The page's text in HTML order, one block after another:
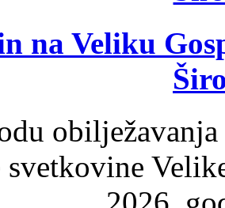
na Veliku
svetkovine